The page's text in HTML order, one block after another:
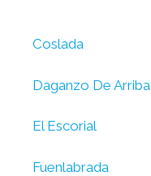
Coslada
Daganzo De Arriba
El Escorial
Fuenlabrada